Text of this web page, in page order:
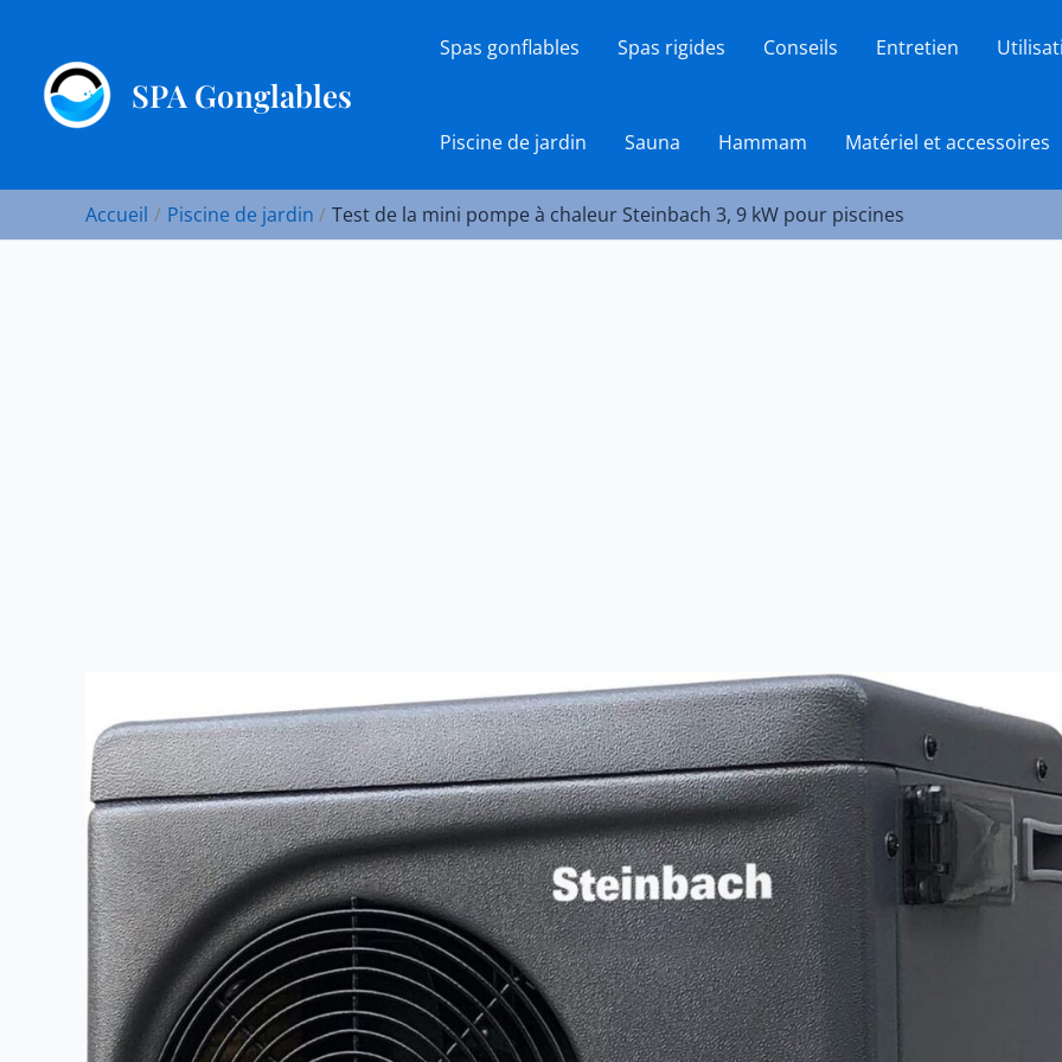
contenu
SPA Gonglables
Spas gonflables Spas rigides Conseils Entretien
Piscine de jardin Sauna Hammam Matériel et accessoires
Accueil Piscine de jardin Test de la mini pompe à chaleur Steinbach 3, 9 kW pour piscines